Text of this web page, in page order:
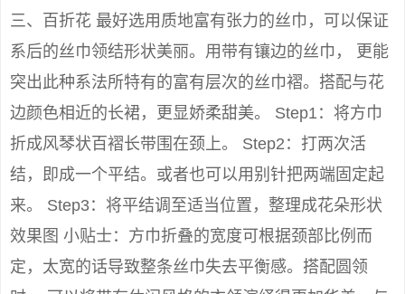
三、百折花 最好选用质地富有张力的丝巾，可以保证
系后的丝巾领结形状美丽。用带有镶边的丝巾， 更能
突出此种系法所特有的富有层次的丝巾褶。搭配与花
边颜色相近的长裙，更显娇柔甜美。 Step1：将方巾
折成风琴状百褶长带围在颈上。 Step2：打两次活
结，即成一个平结。或者也可以用别针把两端固定起
来。 Step3：将平结调至适当位置，整理成花朵形状
效果图 小贴士：方巾折叠的宽度可根据颈部比例而
定，太宽的话导致整条丝巾失去平衡感。搭配圆领